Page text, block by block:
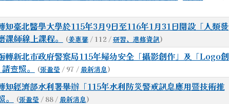
知臺北醫學大學於115年3月9日至116年1月31日開設「人類發
師線上課程。
(姜惠馨/ 112 /研習、進修資訊)
轉新北市政府警察局115年婦幼安全「攝影創作」及「Logo創
查照。
(張盈瑩 / 97 / 最新消息)
知經濟部水利署舉辦「115年水利防災警戒訊息應用暨技術推
(張盈瑩 / 88 / 最新消息)